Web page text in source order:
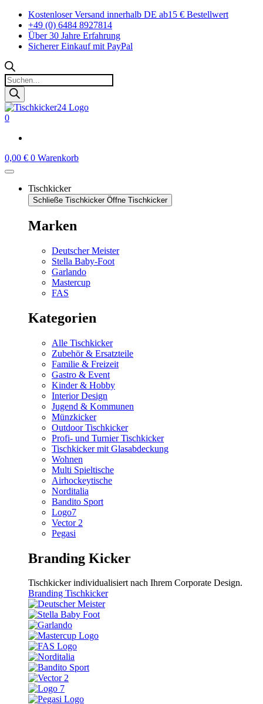
Zum
Inhalt
springen
Kostenloser Versand innerhalb DE ab15 € Bestellwert
+49 (0) 6484 8927814
Über 30 Jahre Erfahrung
Sicherer Einkauf mit PayPal
Products
search
0
0,00 € 0 Warenkorb
Tischkicker
Schließe Tischkicker Öffne Tischkicker
Marken
Deutscher Meister
Stella Baby-Foot
Garlando
Mastercup
FAS
Kategorien
Alle Tischkicker
Zubehör & Ersatzteile
Familie & Freizeit
Gastro & Event
Kinder & Hobby
Interior Design
Jugend & Kommunen
Münzkicker
Outdoor Tischkicker
Profi- und Turnier Tischkicker
Tischkicker mit Glasabdeckung
Wohnen
Multi Spieltische
Airhockeytische
Norditalia
Bandito Sport
Logo7
Vector 2
Pegasi
Branding Kicker
Tischkicker individualisiert nach Ihrem Corporate Design.
Branding Tischkicker